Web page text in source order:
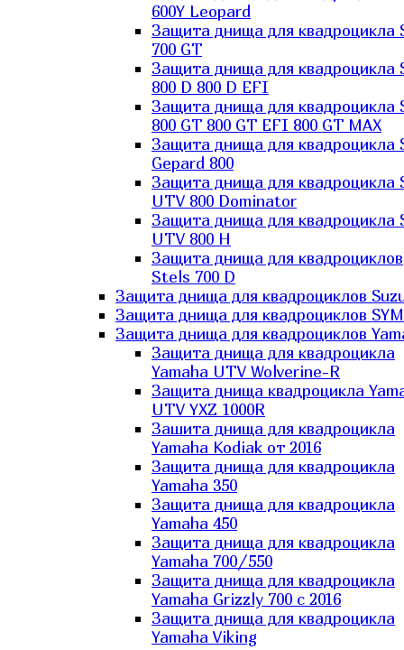
600Y Leopard
Защита днища для квадроцикла
700 GT
Защита днища для квадроцикла
800 D 800 D EFI
Защита днища для квадроцикла
800 GT 800 GT EFI 800 GT MAX
Защита днища для квадроцикла
Gepard 800
Защита днища для квадроцикла
UTV 800 Dominator
Защита днища для квадроцикла
UTV 800 H
Защита днища для квадроциклов
Stels 700 D
Защита днища для квадроциклов
Защита днища для квадроциклов SYM
Защита днища для квадроциклов
Защита днища для квадроцикла
Yamaha UTV Wolverine-R
Защита днища квадроцикла
UTV YXZ 1000R
Зашита днища для квадроцикла
Yamaha Kodiak от 2016
Защита днища для квадроцикла
Yamaha 350
Защита днища для квадроцикла
Yamaha 450
Защита днища для квадроцикла
Yamaha 700/550
Защита днища для квадроцикла
Yamaha Grizzly 700 с 2016
Защита днища для квадроцикла
Yamaha Viking